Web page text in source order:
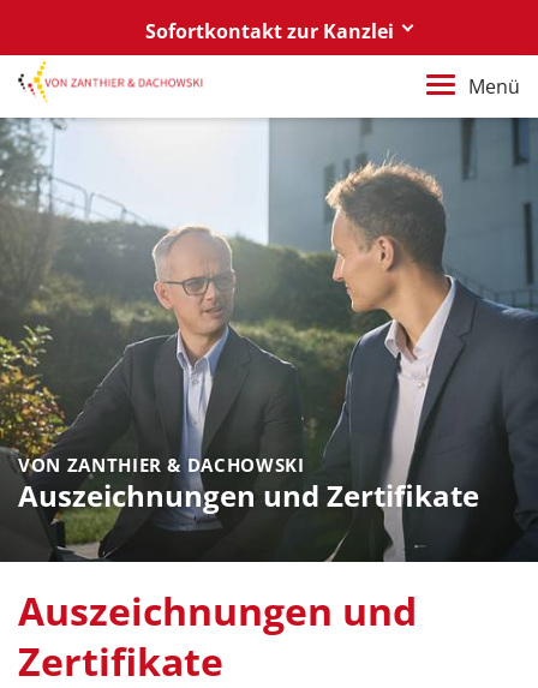
Sofortkontakt zur Kanzlei
Berlin
+49 30 88 03 59 0
Poznań / Warszawa
+48 61 85 82 55 0
berlin@vonzanthier.com
Poznań / Warszawa
poznan@vonzanthier.com
Menü
VON ZANTHIER & DACHOWSKI
Auszeichnungen und Zertifikate
Auszeichnungen und
Zertifikate